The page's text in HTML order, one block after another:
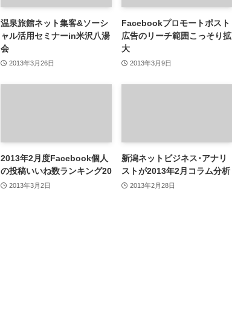
温泉旅館ネット集客&ソーシ
ャル活用セミナーin米沢八湯
会
2013年3月26日
Facebookプロモートポスト
広告のリーチ範囲こっそり拡
大
2013年3月9日
2013年2月度Facebook個人
の投稿いいね数ランキング20
2013年3月2日
新潟ネットビジネス･アナリ
ストが2013年2月コラム分析
2013年2月28日